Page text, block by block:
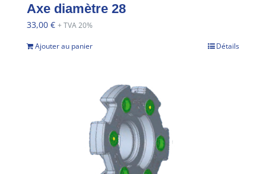
Axe diamètre 28
33,00 € + TVA 20%
Ajouter au panier Détails